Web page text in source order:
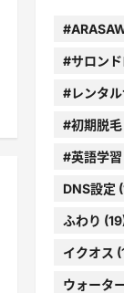
#サロン
#レンタ
#初期脱毛
#英語学習
DNS設定
ふわり
イクオス
ウォータ